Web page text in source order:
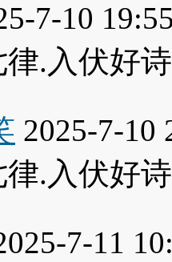
7-10
.入伏好
2025-7-10
.入伏好
7-11